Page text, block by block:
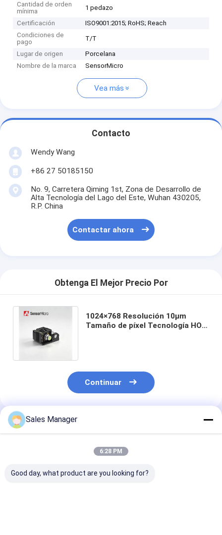
Cantidad de orden
mínima
1 pedazo
Certificación
ISO9001:2015; RoHS; Reach
Condiciones de
pago
T/T
Lugar de origen
Porcelana
Nombre de la marca
SensorMicro
Vea más
Contacto
Wendy Wang
+86 27 50185150
No. 9, Carretera Qiming 1st, Zona de Desarrollo de
Alta Tecnología del Lago del Este, Wuhan 430205,
R.P. China
Contactar ahora
Obtenga El Mejor Precio Por
1024×768 Resolución 10μm
Tamaño de píxel Tecnología HOT
Continuar
Productos Recomendados
Sales Manager
6:28 PM
Good day, what product are you looking for?